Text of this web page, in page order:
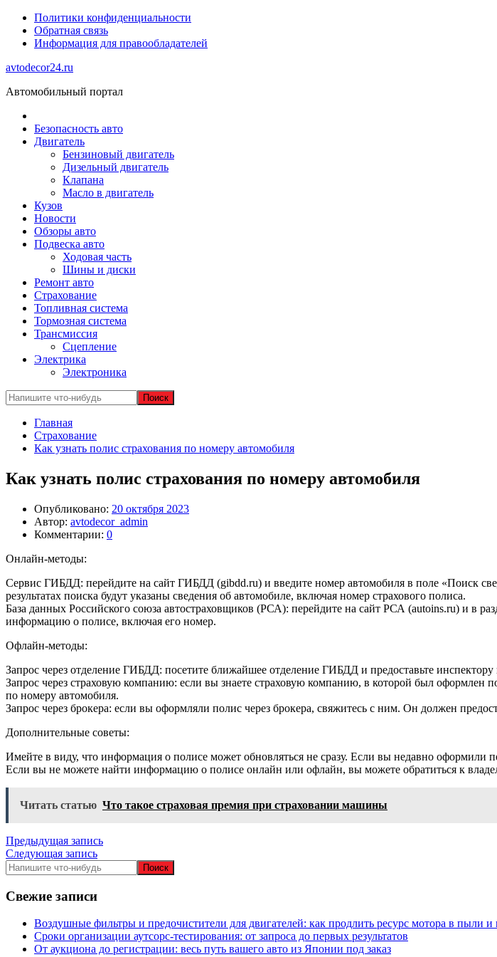
Политики конфиденциальности
Обратная связь
Информация для правообладателей
avtodecor24.ru
Автомобильный портал
Безопасность авто
Двигатель
Бензиновый двигатель
Дизельный двигатель
Клапана
Масло в двигатель
Кузов
Новости
Обзоры авто
Подвеска авто
Ходовая часть
Шины и диски
Ремонт авто
Страхование
Топливная система
Тормозная система
Трансмиссия
Сцепление
Электрика
Электроника
Главная
Страхование
Как узнать полис страхования по номеру автомобиля
Как узнать полис страхования по номеру автомобиля
Опубликовано: 20 октября 2023
Автор: avtodecor_admin
Комментарии: 0
Онлайн-методы:
Сервис ГИБДД: перейдите на сайт ГИБДД (gibdd.ru) и введите номер автомобиля в поле «Поиск
результатах поиска будут указаны сведения об автомобиле, включая номер страхового полиса.
База данных Российского союза автостраховщиков (РСА): перейдите на сайт РСА (autoins.ru) и в
информацию о полисе, включая его номер.
Офлайн-методы:
Запрос через отделение ГИБДД: посетите ближайшее отделение ГИБДД и предоставьте
Запрос через страховую компанию: если вы знаете страховую компанию, в которой был
по номеру автомобиля.
Запрос через брокера: если вы оформляли полис через брокера, свяжитесь с ним. Он должен
Дополнительные советы:
Имейте в виду, что информация о полисе может обновляться не сразу. Если вы недавно
Если вы не можете найти информацию о полисе онлайн или офлайн, вы можете обратиться к
Читать статью Что такое страховая премия при страховании машины
Навигация
по
записям
Предыдущая запись
Следующая запись
Свежие записи
Воздушные фильтры и предочистители для двигателей: как продлить ресурс мотора в пыли и
Сроки организации аутсорс‑тестирования: от запроса до первых результатов
От аукциона до регистрации: весь путь вашего авто из Японии под заказ